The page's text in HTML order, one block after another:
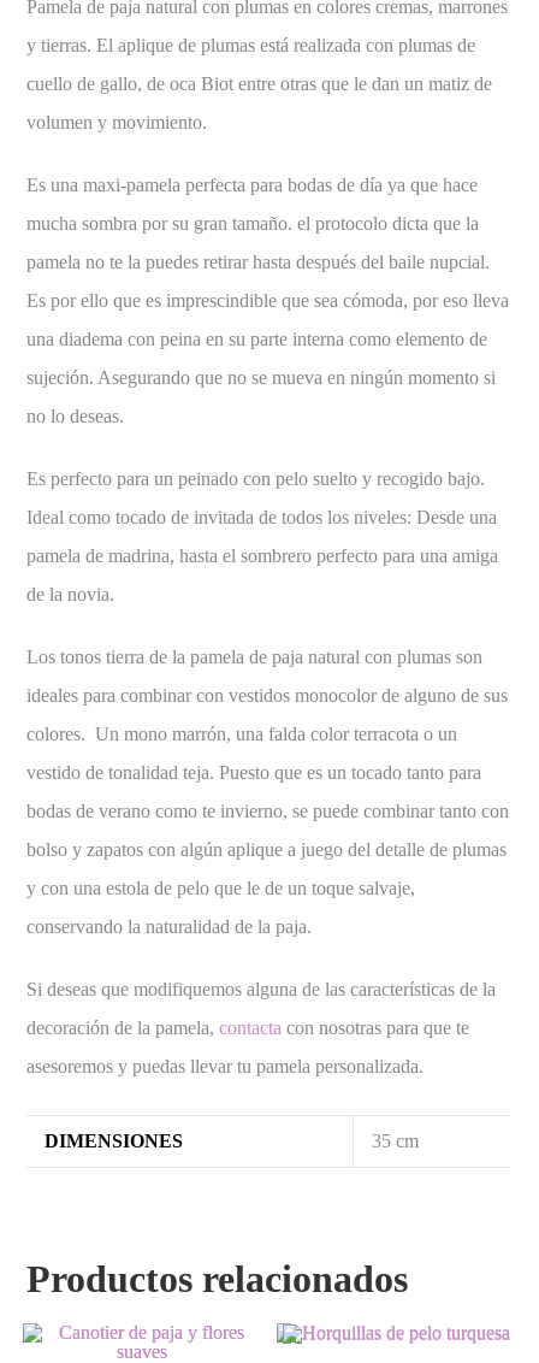
Pamela de paja natural con plumas en colores cremas, marrones
y tierras. El aplique de plumas está realizada con plumas de
cuello de gallo, de oca Biot entre otras que le dan un matiz de
volumen y movimiento.
Es una maxi-pamela perfecta para bodas de día ya que hace
mucha sombra por su gran tamaño. el protocolo dicta que la
pamela no te la puedes retirar hasta después del baile nupcial.
Es por ello que es imprescindible que sea cómoda, por eso lleva
una diadema con peina en su parte interna como elemento de
sujeción. Asegurando que no se mueva en ningún momento si
no lo deseas.
Es perfecto para un peinado con pelo suelto y recogido bajo.
Ideal como tocado de invitada de todos los niveles: Desde una
pamela de madrina, hasta el sombrero perfecto para una amiga
de la novia.
Los tonos tierra de la pamela de paja natural con plumas son
ideales para combinar con vestidos monocolor de alguno de sus
colores. Un mono marrón, una falda color terracota o un
vestido de tonalidad teja. Puesto que es un tocado tanto para
bodas de verano como te invierno, se puede combinar tanto con
bolso y zapatos con algún aplique a juego del detalle de plumas
y con una estola de pelo que le de un toque salvaje,
conservando la naturalidad de la paja.
Si deseas que modifiquemos alguna de las características de la
decoración de la pamela,contacta con nosotras para que te
asesoremos y puedas llevar tu pamela personalizada.
DIMENSIONES 35 cm
Productos relacionados